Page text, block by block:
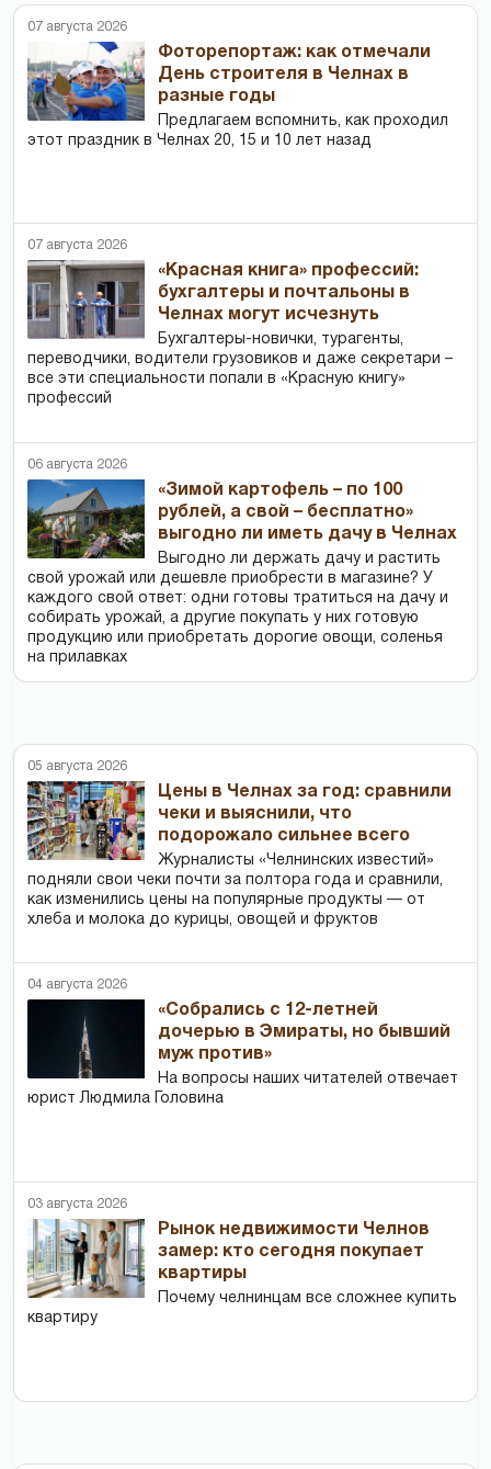
07 августа 2026
Фоторепортаж: как отмечали
День строителя в Челнах в
разные годы
Предлагаем вспомнить, как проходил
этот праздник в Челнах 20, 15 и 10 лет назад
07 августа 2026
«Красная книга» профессий:
бухгалтеры и почтальоны в
Челнах могут исчезнуть
Бухгалтеры-новички, тур­агенты,
переводчики, водители грузовиков и даже секретари –
все эти специальности попали в «Красную книгу»
профессий
06 августа 2026
«Зимой картофель – по 100
рублей, а свой – бесплатно»
выгодно ли иметь дачу в Челнах
Выгодно ли держать дачу и растить
свой урожай или дешевле приобрести в магазине? У
каждого свой ответ: одни готовы тратиться на дачу и
собирать урожай, а другие покупать у них готовую
продукцию или приобретать дорогие овощи, соленья
на прилавках
05 августа 2026
Цены в Челнах за год: сравнили
чеки и выяснили, что
подорожало сильнее всего
Журналисты «Челнинских известий»
подняли свои чеки почти за полтора года и сравнили,
как изменились цены на популярные продукты — от
хлеба и молока до курицы, овощей и фруктов
04 августа 2026
«Собрались с 12-летней
дочерью в Эмираты, но бывший
муж против»
На вопросы наших читателей отвечает
юрист Людмила Головина
03 августа 2026
Рынок недвижимости Челнов
замер: кто сегодня покупает
квартиры
Почему челнинцам все сложнее купить
квартиру